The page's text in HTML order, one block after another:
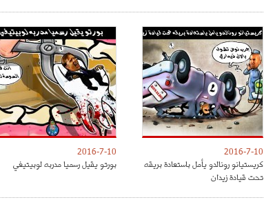
2016-7-10
كريستيانو رونالدو يأمل باستعادة بريقه
تحت قيادة زيدان
2016-7-10
بورتو يقيل رسميا مدربه لوبيتيغي